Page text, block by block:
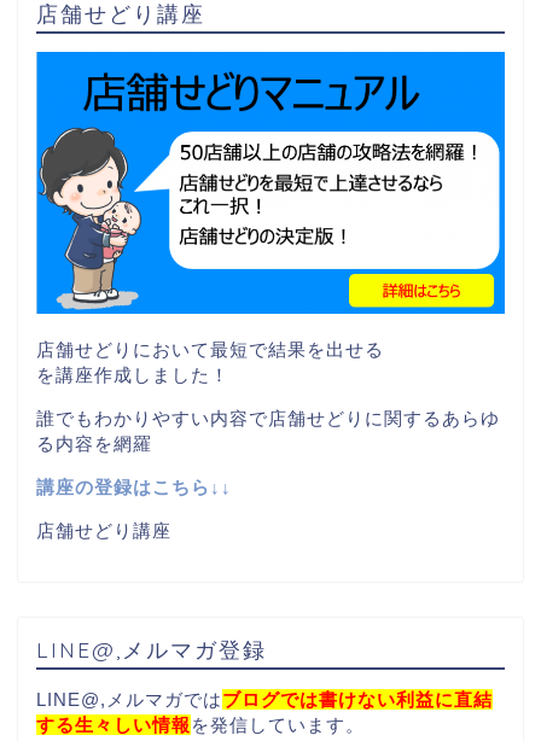
店舗せどり講座
店舗せどりにおいて最短で結果を出せる
を講座作成しました！
誰でもわかりやすい内容で店舗せどりに関するあらゆ
る内容を網羅
講座の登録はこちら↓↓
店舗せどり講座
LINE@,メルマガ登録
LINE@,メルマガではブログでは書けない利益に直結
する生々しい情報 を発信しています。